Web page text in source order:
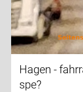
Hagen -
spe?